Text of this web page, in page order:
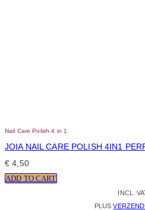
Nail Care Polish 4 in 1
JOIA NAIL CARE POLISH 4IN1
€ 4,50
ADD TO CART
INCL.
PLUS